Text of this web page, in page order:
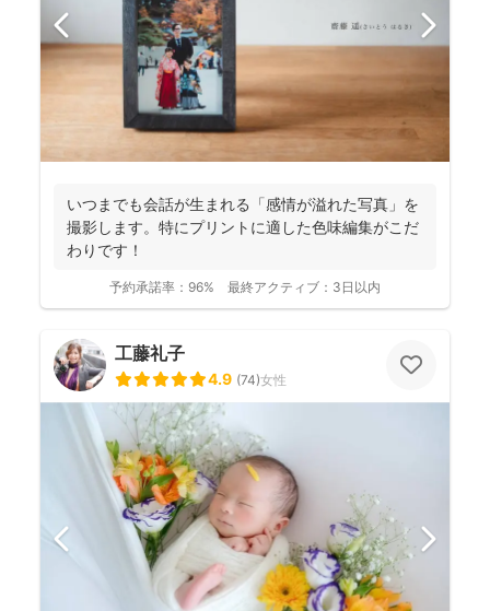
いつまでも会話が生まれる「感情が溢れた写真」を
撮影します。特にプリントに適した色味編集がこだ
わりです！
予約承諾率： 96% 最終アクティブ： 3日以内
工藤礼子
4.9 (74)女性